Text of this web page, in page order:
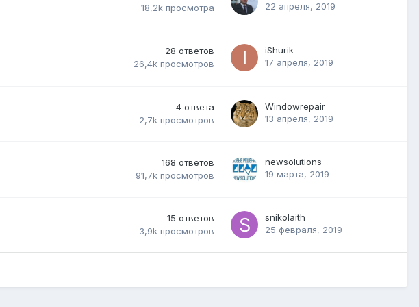
18,2k просмотра
22 апреля, 2019
28 ответов
26,4k просмотров
iShurik
17 апреля, 2019
4 ответа
2,7k просмотров
Windowrepair
13 апреля, 2019
168 ответов
91,7k просмотров
newsolutions
19 марта, 2019
15 ответов
3,9k просмотров
snikolaith
25 февраля, 2019